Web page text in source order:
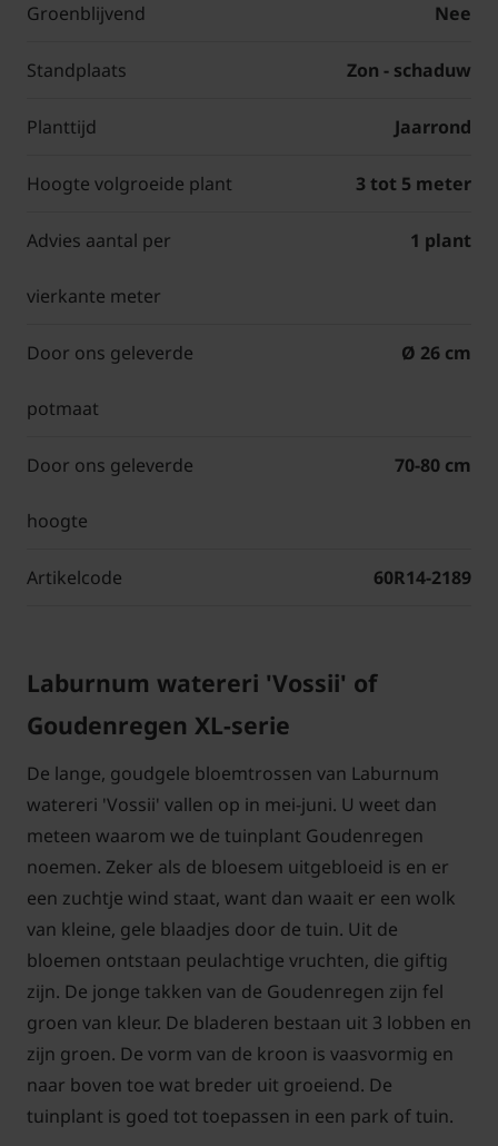
Groenblijvend Nee
Standplaats Zon - schaduw
Planttijd Jaarrond
Hoogte volgroeide plant 3 tot 5 meter
Advies aantal per
vierkante meter
1 plant
Door ons geleverde
potmaat
Ø 26 cm
Door ons geleverde
hoogte
70-80 cm
Artikelcode 60R14-2189
Laburnum watereri 'Vossii' of
Goudenregen XL-serie
De lange, goudgele bloemtrossen van Laburnum
watereri 'Vossii' vallen op in mei-juni. U weet dan
meteen waarom we de tuinplant Goudenregen
noemen. Zeker als de bloesem uitgebloeid is en er
een zuchtje wind staat, want dan waait er een wolk
van kleine, gele blaadjes door de tuin. Uit de
bloemen ontstaan peulachtige vruchten, die giftig
zijn. De jonge takken van de Goudenregen zijn fel
groen van kleur. De bladeren bestaan uit 3 lobben en
zijn groen. De vorm van de kroon is vaasvormig en
naar boven toe wat breder uit groeiend. De
tuinplant is goed tot toepassen in een park of tuin.